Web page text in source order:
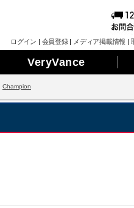
ログイン | 会員登録| メディア掲載情報 |
VeryVance
Champion